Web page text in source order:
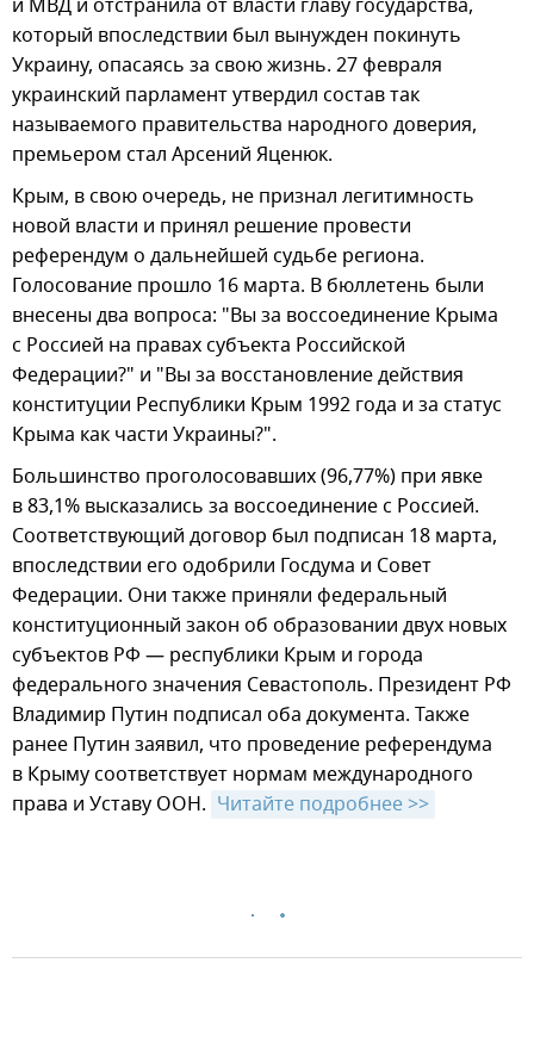
который впоследствии был вынужден покинуть
Украину, опасаясь за свою жизнь. 27 февраля
украинский парламент утвердил состав так
называемого правительства народного доверия,
премьером стал Арсений Яценюк.
Крым, в свою очередь, не признал легитимность
новой власти и принял решение провести
референдум о дальнейшей судьбе региона.
Голосование прошло 16 марта. В бюллетень были
внесены два вопроса: "Вы за воссоединение Крыма
с Россией на правах субъекта Российской
Федерации?" и "Вы за восстановление действия
конституции Республики Крым 1992 года и за статус
Крыма как части Украины?".
Большинство проголосовавших (96,77%) при явке
в 83,1% высказались за воссоединение с Россией.
Соответствующий договор был подписан 18 марта,
впоследствии его одобрили Госдума и Совет
Федерации. Они также приняли федеральный
конституционный закон об образовании двух новых
субъектов РФ — республики Крым и города
федерального значения Севастополь. Президент РФ
Владимир Путин подписал оба документа. Также
ранее Путин заявил, что проведение референдума
в Крыму соответствует нормам международного
права и Уставу ООН. Читайте подробнее >>